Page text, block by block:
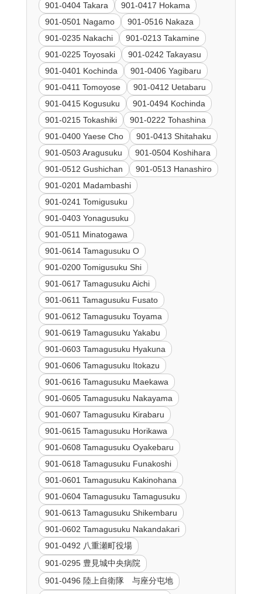
901-0404 Takara
901-0417 Hokama
901-0501 Nagamo
901-0516 Nakaza
901-0235 Nakachi
901-0213 Takamine
901-0225 Toyosaki
901-0242 Takayasu
901-0401 Kochinda
901-0406 Yagibaru
901-0411 Tomoyose
901-0412 Uetabaru
901-0415 Kogusuku
901-0494 Kochinda
901-0215 Tokashiki
901-0222 Tohashina
901-0400 Yaese Cho
901-0413 Shitahaku
901-0503 Aragusuku
901-0504 Koshihara
901-0512 Gushichan
901-0513 Hanashiro
901-0201 Madambashi
901-0241 Tomigusuku
901-0403 Yonagusuku
901-0511 Minatogawa
901-0614 Tamagusuku O
901-0200 Tomigusuku Shi
901-0617 Tamagusuku Aichi
901-0611 Tamagusuku Fusato
901-0612 Tamagusuku Toyama
901-0619 Tamagusuku Yakabu
901-0603 Tamagusuku Hyakuna
901-0606 Tamagusuku Itokazu
901-0616 Tamagusuku Maekawa
901-0605 Tamagusuku Nakayama
901-0607 Tamagusuku Kirabaru
901-0615 Tamagusuku Horikawa
901-0608 Tamagusuku Oyakebaru
901-0618 Tamagusuku Funakoshi
901-0601 Tamagusuku Kakinohana
901-0604 Tamagusuku Tamagusuku
901-0613 Tamagusuku Shikembaru
901-0602 Tamagusuku Nakandakari
901-0492 八重瀬町役場
901-0295 豊見城中央病院
901-0496 陸上自衛隊 与座分屯地